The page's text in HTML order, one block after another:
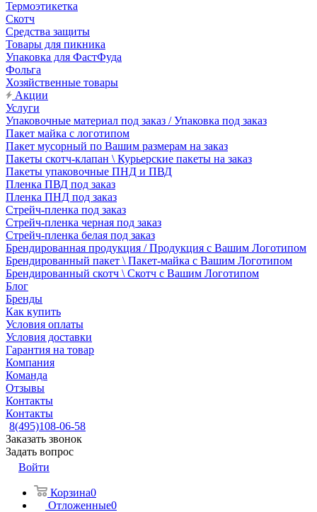
Термоэтикетка
Скотч
Средства защиты
Товары для пикника
Упаковка для ФастФуда
Фольга
Хозяйственные товары
Акции
Услуги
Упаковочные материал под заказ / Упаковка под заказ
Пакет майка с логотипом
Пакет мусорный по Вашим размерам на заказ
Пакеты скотч-клапан \ Курьерские пакеты на заказ
Пакеты упаковочные ПНД и ПВД
Пленка ПВД под заказ
Пленка ПНД под заказ
Стрейч-пленка под заказ
Стрейч-пленка черная под заказ
Стрейч-пленка белая под заказ
Брендированная продукция / Продукция с Вашим Логотипом
Брендированный пакет \ Пакет-майка с Вашим Логотипом
Брендированный скотч \ Скотч с Вашим Логотипом
Блог
Бренды
Как купить
Условия оплаты
Условия доставки
Гарантия на товар
Компания
Команда
Отзывы
Контакты
Контакты
8(495)108-06-58
Заказать звонок
Задать вопрос
Войти
Корзина0
Отложенные0